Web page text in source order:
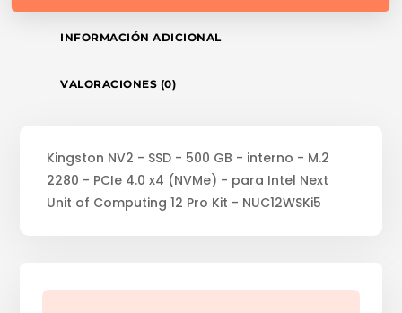
INFORMACIÓN ADICIONAL
VALORACIONES (0)
Kingston NV2 - SSD - 500 GB - interno - M.2
2280 - PCIe 4.0 x4 (NVMe) - para Intel Next
Unit of Computing 12 Pro Kit - NUC12WSKi5